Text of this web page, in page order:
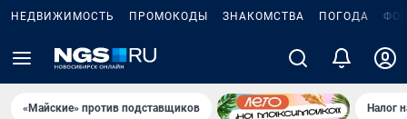
НЕДВИЖИМОСТЬ ПРОМОКОДЫ ЗНАКОМСТВА ПОГОДА
«Майские» против подставщиков Налог